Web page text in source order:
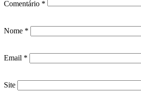
Comentário *
Nome *
Email *
Site